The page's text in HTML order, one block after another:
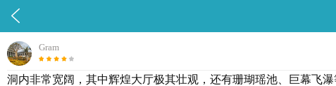

Gram
洞内非常宽阔，其中辉煌大厅极其壮观，还有珊瑚瑶池、巨幕飞